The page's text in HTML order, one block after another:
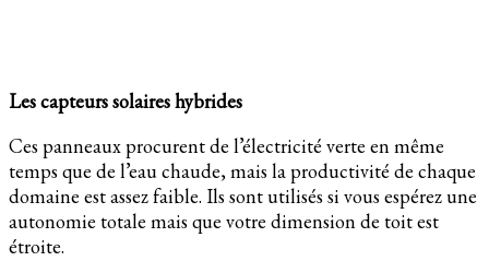
Les capteurs solaires hybrides
Ces panneaux procurent de l’électricité verte en même
temps que de l’eau chaude, mais la productivité de chaque
domaine est assez faible. Ils sont utilisés si vous espérez une
autonomie totale mais que votre dimension de toit est
étroite.